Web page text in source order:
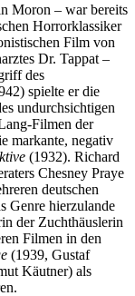
Moron – war bereits
Horrorklassiker
Film von
Dr. Tappat –
des
spielte er die
undurchsichtigen
Filmen der
markante, negativ
(1932). Richard
Chesney Praye
deutschen
Genre hierzulande
der Zuchthäuslerin
Filmen in den
(1939, Gustaf
Käutner) als